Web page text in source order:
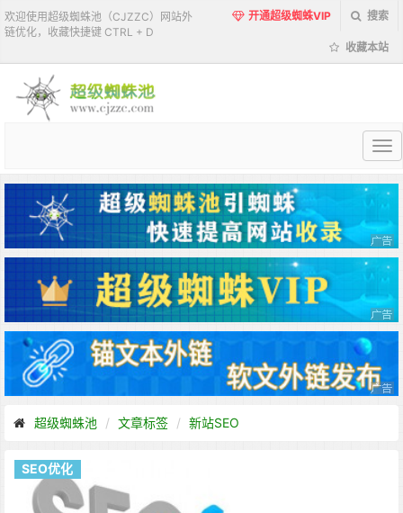
欢迎使用超级蜘蛛池（CJZZC）网站外
链优化，收藏快捷键 CTRL + D
开通超级蜘蛛VIP 搜索
收藏本站
超
蜘
蛛
池
超级蜘蛛池 文章标签 新站SEO
SEO优化